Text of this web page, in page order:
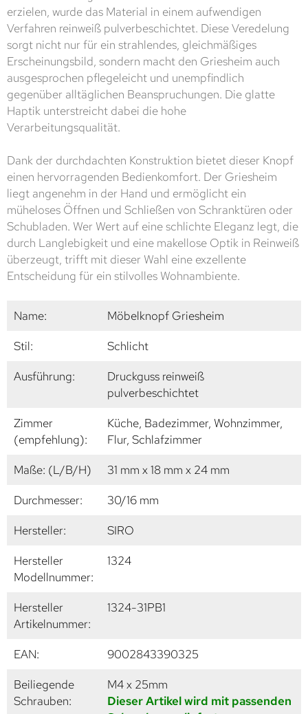
erzielen, wurde das Material in einem aufwendigen
Verfahren reinweiß pulverbeschichtet. Diese Veredelung
sorgt nicht nur für ein strahlendes, gleichmäßiges
Erscheinungsbild, sondern macht den Griesheim auch
ausgesprochen pflegeleicht und unempfindlich
gegenüber alltäglichen Beanspruchungen. Die glatte
Haptik unterstreicht dabei die hohe
Verarbeitungsqualität.
Dank der durchdachten Konstruktion bietet dieser Knopf
einen hervorragenden Bedienkomfort. Der Griesheim
liegt angenehm in der Hand und ermöglicht ein
müheloses Öffnen und Schließen von Schranktüren oder
Schubladen. Wer Wert auf eine schlichte Eleganz legt, die
durch Langlebigkeit und eine makellose Optik in Reinweiß
überzeugt, trifft mit dieser Wahl eine exzellente
Entscheidung für ein stilvolles Wohnambiente.
Name:
Möbelknopf Griesheim
Stil:
Schlicht
Ausführung:
Druckguss reinweiß
pulverbeschichtet
Zimmer
(empfehlung):
Küche, Badezimmer, Wohnzimmer,
Flur, Schlafzimmer
Maße: (L/B/H)
31 mm x 18 mm x 24 mm
Durchmesser:
30/16 mm
Hersteller:
SIRO
Hersteller
Modellnummer:
1324
Hersteller
Artikelnummer:
1324-31PB1
EAN:
9002843390325
Beiliegende
Schrauben:
M4 x 25mm
Dieser Artikel wird mit passenden